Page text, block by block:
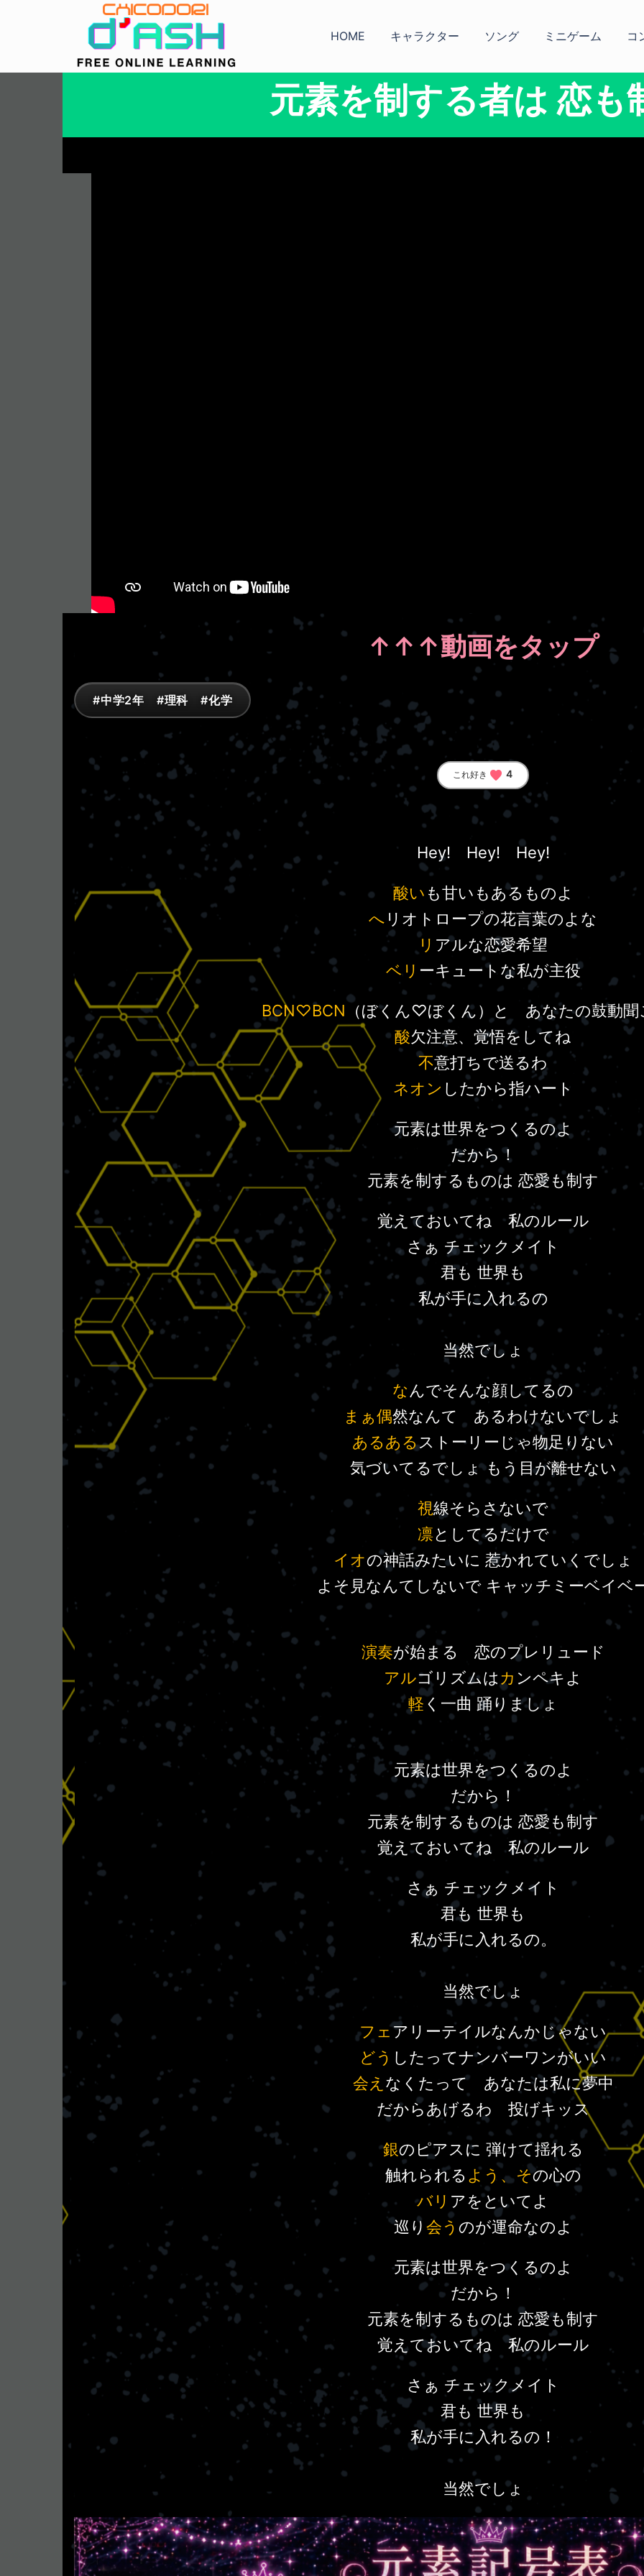
HOME キャラクター ソング ミニゲーム コ
元素を制する者は 恋も
↑↑↑動画をタップ
#中学2年 #理科 #化学
これ好き favorite 4
Hey! Hey! Hey!
酸い も甘いもあるものよ
へ リオトロープの花言葉のよな
リ アルな恋愛希望
ベリ ーキュートな私が主役
BCN♡BCN （ぼくん♡ぼくん）と あなたの鼓動聞
酸欠注意、覚悟をしてね
不意打ちで送るわ
ネオン したから指ハート
元素は世界をつくるのよ
だから！
元素を制するものは 恋愛も制す
覚えておいてね 私のルール
さぁ チェックメイト
君も 世界も
私が手に入れるの
当然でしょ
なんでそんな顔してるの
まぁ偶然なんて あるわけないでしょ
あるあるストーリーじゃ物足りない
気づいてるでしょ もう目が離せない
視線そらさないで
凛としてるだけで
イオの神話みたいに 惹かれていくでしょ
よそ見なんてしないで キャッチミーベイベ
演奏が始まる 恋のプレリュード
アルゴリズムはカ ンペキよ
軽 く一曲 踊りましょ
元素は世界をつくるのよ
だから！
元素を制するものは 恋愛も制す
覚えておいてね 私のルール
さぁ チェックメイト
君も 世界も
私が手に入れるの。
当然でしょ
フェアリーテイルなんかじゃない
どう したってナンバーワンがいい
会え なくたって あなたは私に夢中
だからあげるわ 投げキッス
銀のピアスに 弾けて揺れる
触れられる よう、その心の
バリ アをといてよ
巡り 会う のが運命なのよ
元素は世界をつくるのよ
だから！
元素を制するものは 恋愛も制す
覚えておいてね 私のルール
さぁ チェックメイト
君も 世界も
私が手に入れるの！
当然でしょ